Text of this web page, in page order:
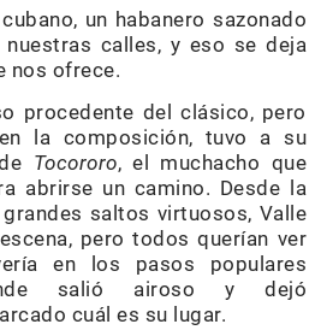
un habanero sazonado
calles, y eso se deja
nos ofrece.
procedente del clásico, pero
la composición, tuvo a su
Tocororo, el muchacho que
abrirse un camino. Desde la
saltos virtuosos, Valle
pero todos querían ver
en los pasos populares
salió airoso y dejó
cuál es su lugar.